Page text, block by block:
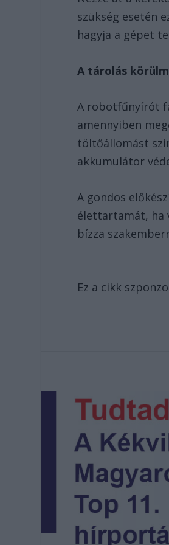
szükség esetén
hagyja a gépet
A tárolás
A robotfűnyírót
amennyiben
töltőállomást
akkumulátor
A gondos
élettartamát, ha
bízza
Ez a cikk